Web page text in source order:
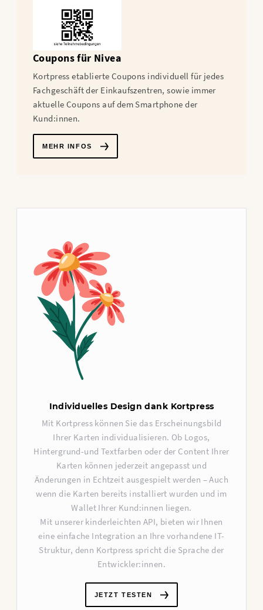
Coupons für Nivea
Kortpress etablierte Coupons individuell für jedes
Fachgeschäft der Einkaufszentren, sowie immer
aktuelle Coupons auf dem Smartphone der
Kund:innen.
MEHR INFOS
Individuelles Design dank Kortpress
Mit Kortpress können Sie das Erscheinungsbild
Ihrer Karten individualisieren. Ob Logos,
Hintergrund-und Textfarben oder der Content Ihrer
Karten können jederzeit angepasst und
Änderungen in Echtzeit ausgespielt werden – Auch
wenn die Karten bereits installiert wurden und im
Wallet Ihrer Kund:innen liegen.
Mit unserer kinderleichten API, bieten wir Ihnen
eine einfache Integration an Ihre vorhandene IT-
Struktur, denn Kortpress spricht die Sprache der
Entwickler:innen.
JETZT TESTEN